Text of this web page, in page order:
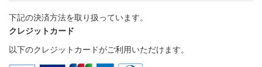
下記の決済方法を取り扱っています。
クレジットカード
以下のクレジットカードがご利用いただけます。